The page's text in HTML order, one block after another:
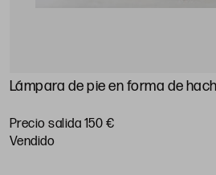
Lámpara de pie en forma de
Precio salida 150 €
vendido